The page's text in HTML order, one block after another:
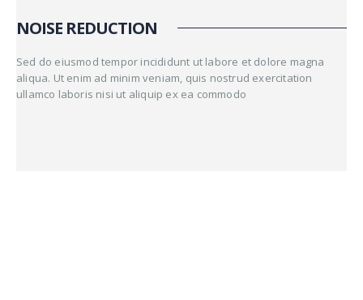
NOISE REDUCTION
Sed do eiusmod tempor incididunt ut labore et dolore magna
aliqua. Ut enim ad minim veniam, quis nostrud exercitation
ullamco laboris nisi ut aliquip ex ea commodo